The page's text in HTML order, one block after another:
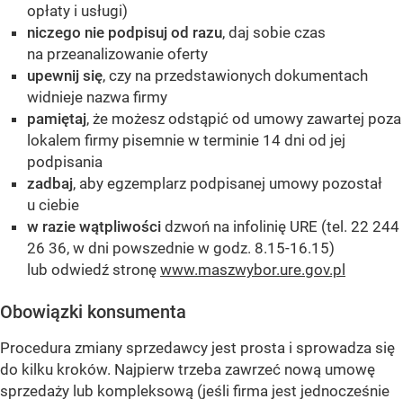
opłaty i usługi)
niczego nie podpisuj od razu, daj sobie czas
na przeanalizowanie oferty
upewnij się, czy na przedstawionych dokumentach
widnieje nazwa firmy
pamiętaj, że możesz odstąpić od umowy zawartej poza
lokalem firmy pisemnie w terminie 14 dni od jej
podpisania
zadbaj, aby egzemplarz podpisanej umowy pozostał
u ciebie
w razie wątpliwości dzwoń na infolinię URE (tel. 22 244
26 36, w dni powszednie w godz. 8.15-16.15)
lub odwiedź stronę www.maszwybor.ure.gov.pl
Obowiązki konsumenta
Procedura zmiany sprzedawcy jest prosta i sprowadza się
do kilku kroków. Najpierw trzeba zawrzeć nową umowę
sprzedaży lub kompleksową (jeśli firma jest jednocześnie